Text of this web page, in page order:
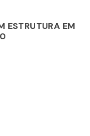
ESTRUTURA EM